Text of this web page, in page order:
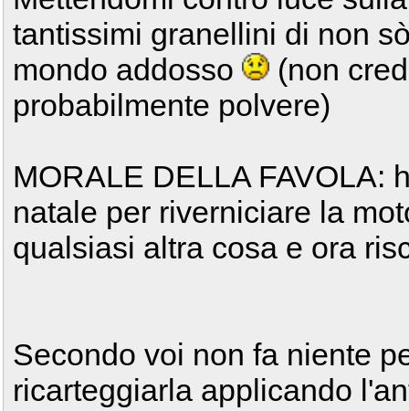
tantissimi granellini di non
mondo addosso
(non
probabilmente polvere)
MORALE DELLA FAVOLA:
natale per riverniciare la
qualsiasi altra cosa e ora
Secondo voi non fa niente
ricarteggiarla applicando